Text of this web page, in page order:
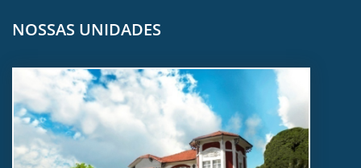
NOSSAS UNIDADES